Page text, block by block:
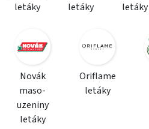
letáky
letáky
letáky
Novák
maso-
uzeniny
letáky
Oriflame
letáky